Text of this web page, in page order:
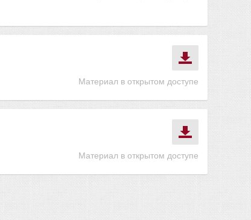
Материал в открытом доступе
Материал в открытом доступе